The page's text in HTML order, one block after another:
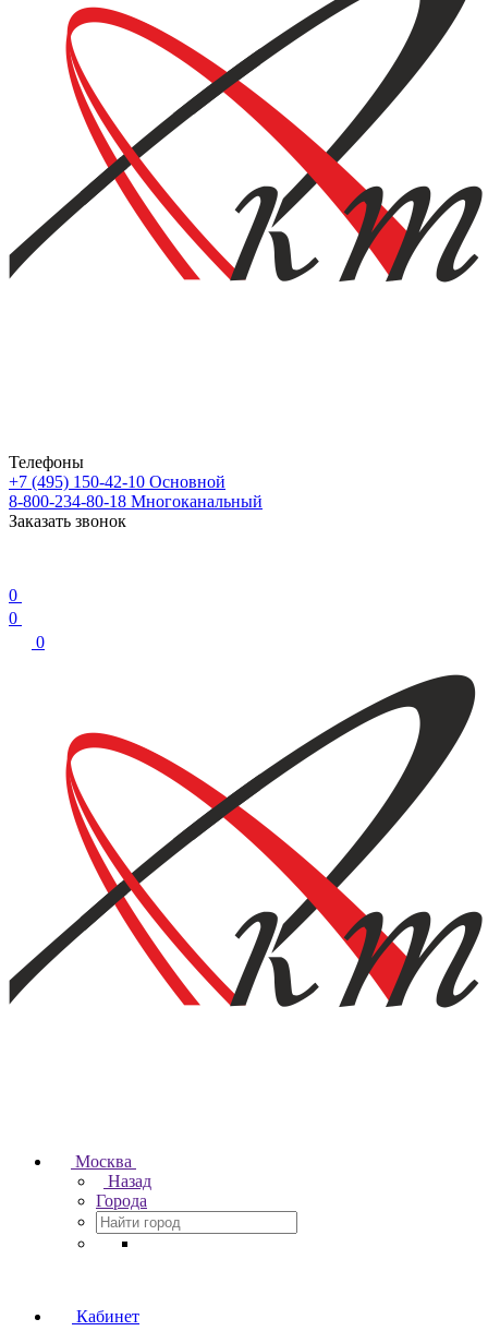
Телефоны
+7 (495) 150-42-10 Основной
8-800-234-80-18 Многоканальный
Заказать звонок
0
0
0
Москва
Назад
Города
Кабинет